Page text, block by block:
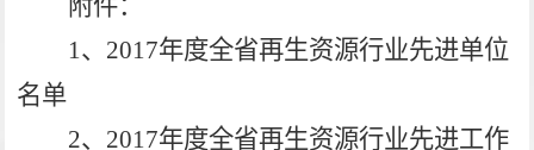
1 、2017年度全省再生资源行业先进单位
名单
2、2017年度全省再生资源行业先进工作